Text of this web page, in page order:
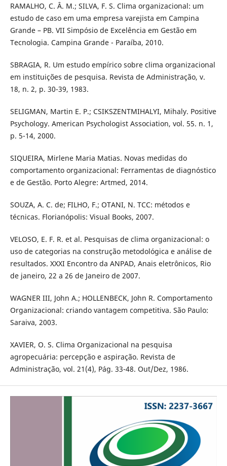
RAMALHO, C. Â. M.; SILVA, F. S. Clima organizacional: um
estudo de caso em uma empresa varejista em Campina
Grande – PB. VII Simpósio de Excelência em Gestão em
Tecnologia. Campina Grande - Paraíba, 2010.
SBRAGIA, R. Um estudo empírico sobre clima organizacional
em instituições de pesquisa. Revista de Administração, v.
18, n. 2, p. 30-39, 1983.
SELIGMAN, Martin E. P.; CSIKSZENTMIHALYI, Mihaly. Positive
Psychology. American Psychologist Association, vol. 55. n. 1,
p. 5-14, 2000.
SIQUEIRA, Mirlene Maria Matias. Novas medidas do
comportamento organizacional: Ferramentas de diagnóstico
e de Gestão. Porto Alegre: Artmed, 2014.
SOUZA, A. C. de; FILHO, F.; OTANI, N. TCC: métodos e
técnicas. Florianópolis: Visual Books, 2007.
VELOSO, E. F. R. et al. Pesquisas de clima organizacional: o
uso de categorias na construção metodológica e análise de
resultados. XXXI Encontro da ANPAD, Anais eletrônicos, Rio
de janeiro, 22 a 26 de Janeiro de 2007.
WAGNER III, John A.; HOLLENBECK, John R. Comportamento
Organizacional: criando vantagem competitiva. São Paulo:
Saraiva, 2003.
XAVIER, O. S. Clima Organizacional na pesquisa
agropecuária: percepção e aspiração. Revista de
Administração, vol. 21(4), Pág. 33-48. Out/Dez, 1986.